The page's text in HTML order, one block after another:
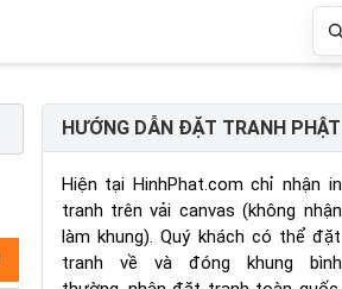
HƯỚNG DẪN ĐẶT TRANH PHẬT
Hiện tại HinhPhat.com chỉ nhận in
tranh trên vải canvas (không nhận
làm khung). Quý khách có thể đặt
tranh về và đóng khung bình